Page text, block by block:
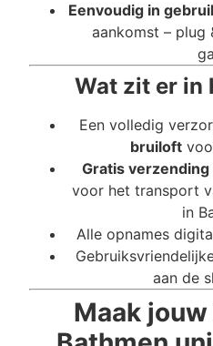
Eenvoudig in
aankomst – plug
Wat zit er in
Een volledig
bruiloft
Gratis
voor het transport
in
Alle opnames
aan de
Maak